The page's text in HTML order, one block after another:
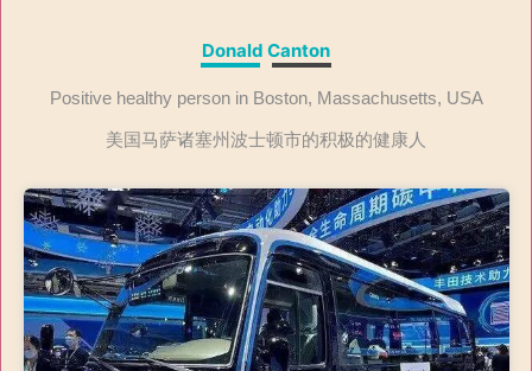
Donald Canton
Positive healthy person in Boston, Massachusetts, USA
美国马萨诸塞州波士顿市的积极的健康人